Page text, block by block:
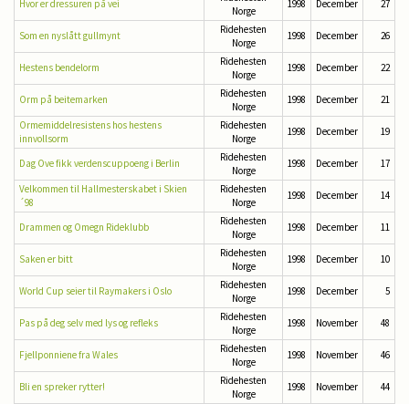
Hvor er dressuren på vei
Norge
1998 December 27
Som en nyslått gullmynt
Ridehesten
Norge
1998 December 26
Hestens bendelorm
Ridehesten
Norge
1998 December 22
Orm på beitemarken
Ridehesten
Norge
1998 December
21
Ormemiddelresistens hos hestens
innvollsorm
Ridehesten
Norge
1998 December 19
Dag Ove fikk verdenscuppoeng i Berlin
Ridehesten
Norge
1998 December
17
Velkommen til Hallmesterskabet i Skien
´98
Ridehesten
Norge
1998 December 14
Drammen og Omegn Rideklubb
Ridehesten
Norge
1998 December 11
Saken er bitt
Ridehesten
Norge
1998 December 10
World Cup seier til Raymakers i Oslo
Ridehesten
Norge
1998 December 5
Pas på deg selv med lys og refleks
Ridehesten
Norge
1998 November 48
Fjellponniene fra Wales
Ridehesten
Norge
1998 November 46
Bli en spreker rytter!
Ridehesten
Norge
1998 November 44